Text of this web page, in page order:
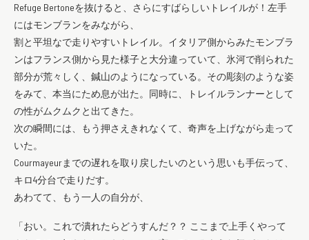
Refuge Bertoneを抜けると、さらにすばらしいトレイルが！左手
にはモンブランをみながら、
割と平坦なで走りやすいトレイル。イタリア側からみたモンブラ
ンはフランス側から見た様子と大分違っていて、氷河で削られた
部分が荒々しく、鍼山のようになっている。その彫刻のような姿
をみて、本当にため息が出た。同時に、トレイルランナーとして
の性がムクムクと出てきた。
次の瞬間には、もう押さえきれなくて、奇声を上げながら走って
いた。
Courmayeurまでの遅れを取り戻したいのという思いも手伝って、
キロ4分台で走りだす。
あわてて、もう一人の自分が、
「おい。これで潰れたらどうすんだ？？ ここまで上手くやって